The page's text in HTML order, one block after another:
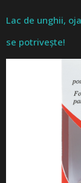
Lac de unghii,
se potrivește!